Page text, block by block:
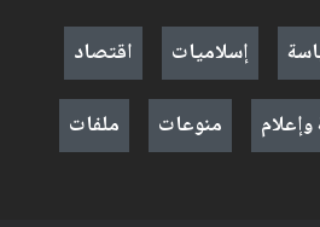
إسلاميات
اقتصاد
منوعات ملفات